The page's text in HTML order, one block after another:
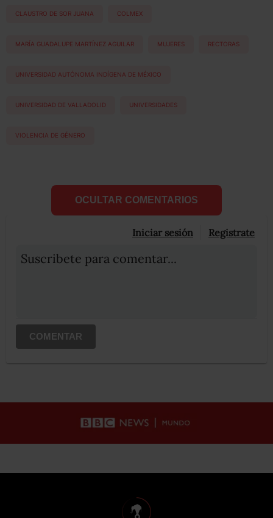
CLAUSTRO DE SOR JUANA COLMEX
MARÍA GUADALUPE MARTÍNEZ AGUILAR MUJERES RECTORAS
UNIVERSIDAD AUTÓNOMA INDÍGENA DE MÉXICO
UNIVERSIDAD DE VALLADOLID UNIVERSIDADES
VIOLENCIA DE GÉNERO
OCULTAR COMENTARIOS
Iniciar sesión Registrate
Suscribete para comentar...
COMENTAR